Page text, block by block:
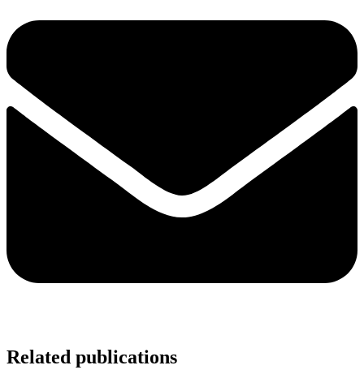
Related publications